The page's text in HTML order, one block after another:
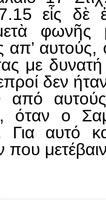
εἷς δὲ
φωνῆς
αυτούς,
με
δεν
από
όταν ο
Για αυτό